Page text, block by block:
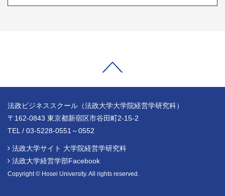
法政ビジネススクール（法政大学大学院経営学研究科）
〒162-0843 東京都新宿区市谷田町2-15-2
TEL / 03-5228-0551～0552
法政大学サイト 大学院経営学研究科
法政大学経営学部Facebook
Copyright © Hosei University. All rights reserved.